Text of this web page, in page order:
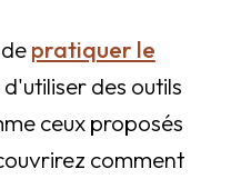
pratiquer le
d'utiliser des outils
ceux proposés
comment